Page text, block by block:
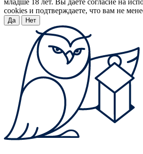
младше 18 лет. Вы даёте согласие на
cookies и подтверждаете, что вам не
Да Нет